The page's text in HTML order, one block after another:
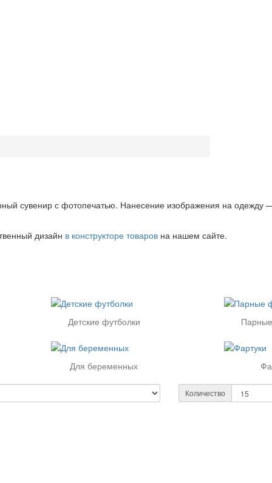
сувенир с фотопечатью. Нанесение изображения на одежду
дизайн в конструкторе товаровна нашем сайте.
Детские футболки
Для беременных
Количество